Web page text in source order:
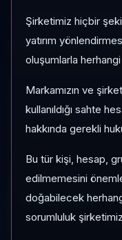
Şirketimiz hiçbir
yatırım
oluşumlarla herhangi
Markamızın ve
kullanıldığı sahte
hakkında gerekli
Bu tür kişi, hesap,
edilmemesini
doğabilecek
sorumluluk
Son fiyat:
Son işlem farkı:0
1 AY VE 3 AY
+%0,26
3 Ay:+%4,29
KATEGORI KONUMU
679/933
Momentum bazlı